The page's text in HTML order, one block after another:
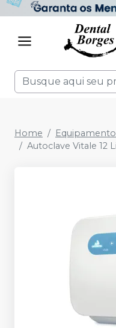
Home
Autoclave Vitale 12